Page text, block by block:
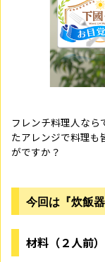
フレンチ料理人なら
たアレンジで料理も
がですか？
今回は『炊飯
材料（２人前）